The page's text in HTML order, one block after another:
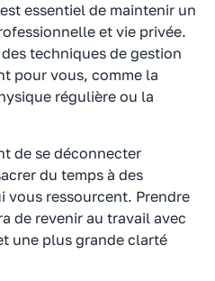
essentiel de maintenir un
et vie privée.
techniques de gestion
pour vous, comme la
régulière ou la
de se déconnecter
du temps à des
vous ressourcent. Prendre
de revenir au travail avec
une plus grande clarté